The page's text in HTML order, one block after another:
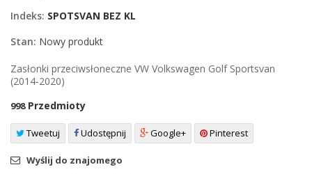
Indeks: SPOTSVAN BEZ KL
Stan: Nowy produkt
Zasłonki przeciwsłoneczne VW Volkswagen Golf Sportsvan
(2014-2020)
998 Przedmioty
Tweetuj Udostępnij Google+ Pinterest
Wyślij do znajomego